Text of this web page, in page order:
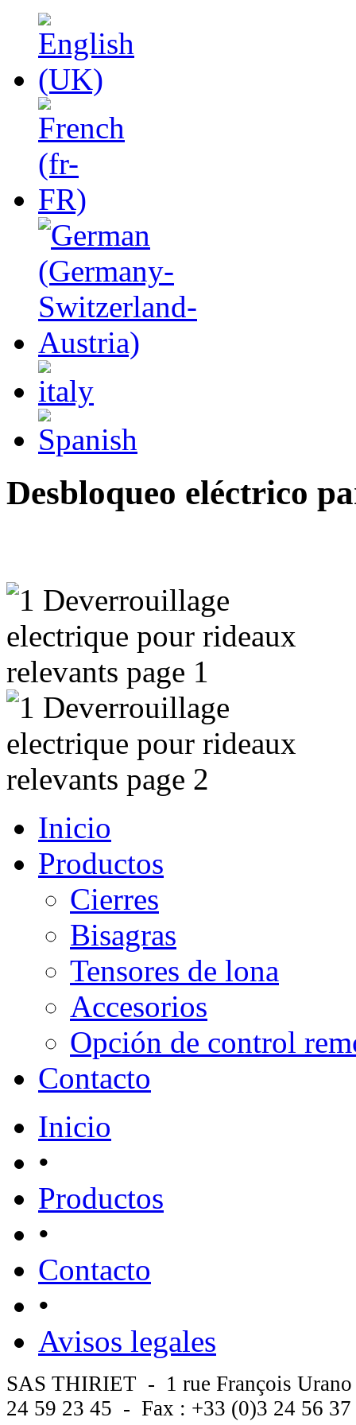
Desbloqueo eléctrico
Inicio
Productos
Cierres
Bisagras
Tensores de lona
Accesorios
Opción de control
Contacto
Inicio
•
Productos
•
Contacto
•
Avisos legales
SAS THIRIET - 1 rue François
24 59 23 45 - Fax : +33 (0)3 24 56